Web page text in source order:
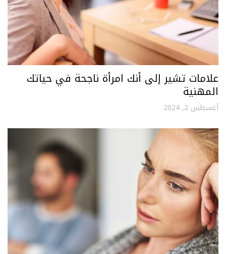
علامات تشير إلى أنك امرأة ناجحة في حياتك
المهنية
أغسطس 2, 2024